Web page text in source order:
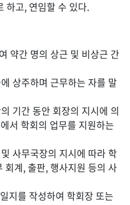
고, 연임할 수 있다.
약간 명의 상근 및 비상근 간
상주하며 근무하는 자를 말
기간 동안 회장의 지시에 의
서 학회의 업무를 지원하는
사무국장의 지시에 따라 학
회계, 출판, 행사지원 등의 사
지를 작성하여 학회장 또는